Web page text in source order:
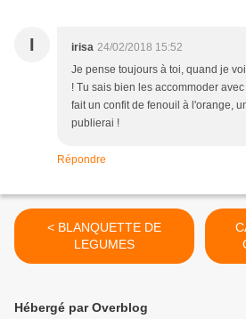
I irisa 24/02/2018 15:52
Je pense toujours à toi, quand je
! Tu sais bien les accommoder
fait un confit de fenouil à l'orange,
publierai !
Répondre
< BLANQUETTE DE
LEGUMES
Hébergé par Overblog